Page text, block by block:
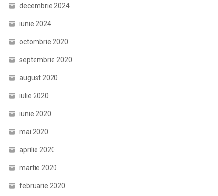
decembrie 2024
iunie 2024
octombrie 2020
septembrie 2020
august 2020
iulie 2020
iunie 2020
mai 2020
aprilie 2020
martie 2020
februarie 2020